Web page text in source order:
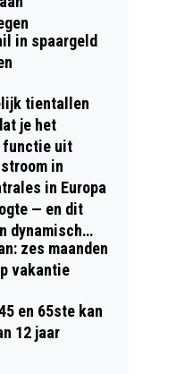
in spaargeld
tientallen
je het
functie uit
in
in Europa
— en dit
dynamisch
zes maanden
vakantie
en 65ste kan
12 jaar